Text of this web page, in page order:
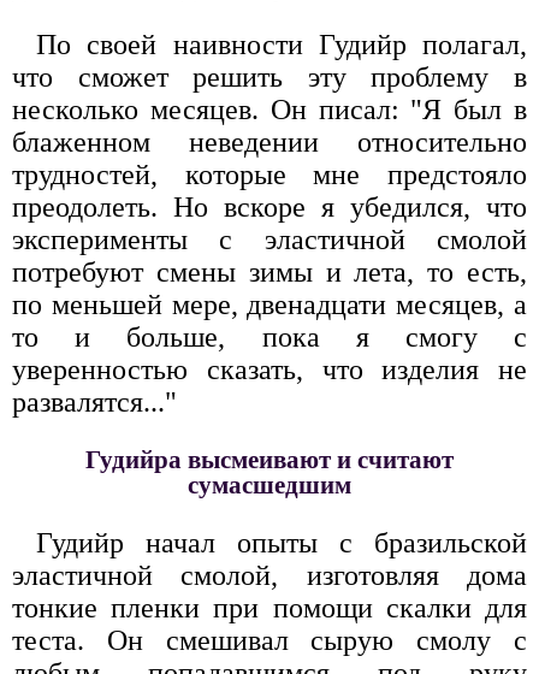
По своей наивности Гудийр полагал,
что сможет решить эту проблему в
несколько месяцев. Он писал: "Я был в
блаженном неведении относительно
трудностей, которые мне предстояло
преодолеть. Но вскоре я убедился, что
эксперименты с эластичной смолой
потребуют смены зимы и лета, то есть,
по меньшей мере, двенадцати месяцев, а
то и больше, пока я смогу с
уверенностью сказать, что изделия не
развалятся..."
Гудийра высмеивают и считают
сумасшедшим
Гудийр начал опыты с бразильской
эластичной смолой, изготовляя дома
тонкие пленки при помощи скалки для
теста. Он смешивал сырую смолу с